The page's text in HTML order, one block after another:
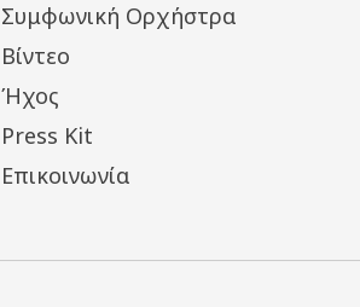
Συμφωνική Ορχήστρα
Βίντεο
Ήχος
Press Kit
Επικοινωνία